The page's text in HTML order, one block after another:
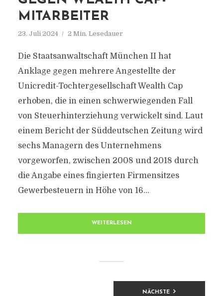
MITARBEITER
23. Juli 2024 2 Min. Lesedauer
Die Staatsanwaltschaft München II hat
Anklage gegen mehrere Angestellte der
Unicredit-Tochtergesellschaft Wealth Cap
erhoben, die in einen schwerwiegenden Fall
von Steuerhinterziehung verwickelt sind. Laut
einem Bericht der Süddeutschen Zeitung wird
sechs Managern des Unternehmens
vorgeworfen, zwischen 2008 und 2018 durch
die Angabe eines fingierten Firmensitzes
Gewerbesteuern in Höhe von 16...
WEITERLESEN
BEITRAGSNAVIGATIONNÄCHSTE